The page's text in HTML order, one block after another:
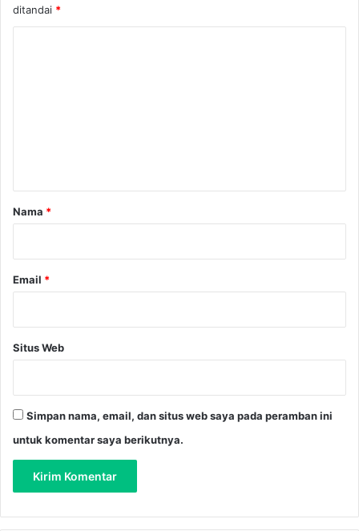
ditandai *
r
Nama *
Email *
Situs Web
Simpan nama, email, dan situs web saya pada peramban ini
untuk komentar saya berikutnya.